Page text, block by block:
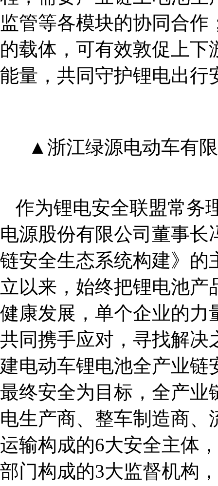
监管等各模块的协同合
的载体，可有效敦促上
能量，共同守护锂电出行
▲浙江绿源电动车有
作为锂电安全联盟常务
电源股份有限公司董事
链安全生态系统构建》的
立以来，始终把锂电池
健康发展，单个企业的力
共同携手应对，寻找解决
建电动车锂电池全产业链
最终安全为目标，全产业
电生产商、整车制造商
运输构成的6大安全主体
部门构成的3大监督机构